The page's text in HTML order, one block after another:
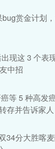
赏金计划
现这 3 个表
中招
等 5 种高发
存并告诉家人
34分大胜喀